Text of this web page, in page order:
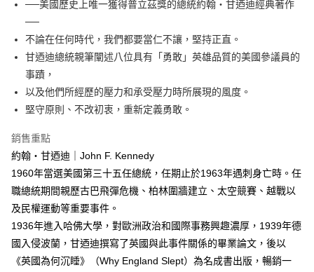
付款後7-11取貨
每筆NT$60，滿NT$499(含以上)免運費
宅配
每筆NT$100，滿NT$499(含以上)免運費
──美國歷史上唯一獲得普立茲獎的總統約翰‧甘迺迪經典著作
──
不論在任何時代，我們都要當仁不讓，堅持正直。
甘迺迪總統親筆闡述八位具有「勇敢」英雄品質的美國參議員的
事蹟，
以及他們所經歷的壓力和承受壓力時所展現的風度。
堅守原則、不改初衷，重新定義勇敢。
銷售重點
約翰‧甘迺迪｜John F. Kennedy
1960年當選美國第三十五任總統，任期止於1963年遇刺身亡時。任
職總統期間親歷古巴飛彈危機、柏林圍牆建立、太空競賽、越戰以
及民權運動等重要事件。
1936年進入哈佛大學，對歐洲政治和國際事務興趣濃厚，1939年德
國入侵波蘭，甘迺迪撰寫了英國與此事件關係的畢業論文，後以
《英國為何沉睡》（Why England Slept）為名成書出版，暢銷一